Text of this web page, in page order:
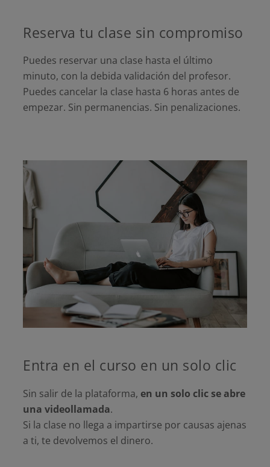
Reserva tu clase sin compromiso
Puedes reservar una clase hasta el último
minuto, con la debida validación del profesor.
Puedes cancelar la clase hasta 6 horas antes de
empezar. Sin permanencias. Sin penalizaciones.
Entra en el curso en un solo clic
Sin salir de la plataforma, en un solo clic se abre
una videollamada.
Si la clase no llega a impartirse por causas ajenas
a ti, te devolvemos el dinero.